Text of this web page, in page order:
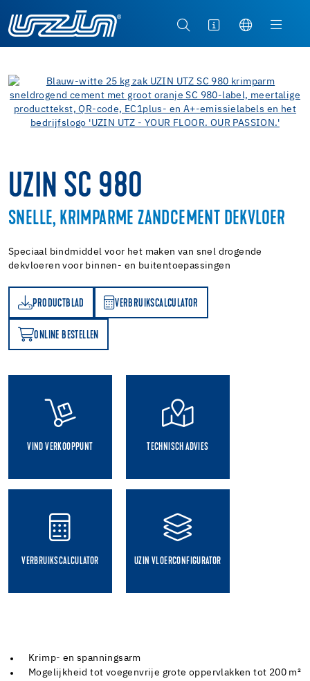
UZIN SC 980
SNELLE, KRIMPARME ZANDCEMENT DEKVLOER
Speciaal bindmiddel voor het maken van snel drogende
dekvloeren voor binnen- en buitentoepassingen
PRODUCTBLAD VERBRUIKSCALCULATOR
VERBRUIKSCALCULATOR
ONLINE BESTELLEN
VIND VERKOOPPUNT TECHNISCH ADVIES
VERBRUIKSCALCULATOR UZIN VLOERCONFIGURATOR
Krimp- en spanningsarm
Mogelijkheid tot voegenvrije grote oppervlakken tot 200 m²